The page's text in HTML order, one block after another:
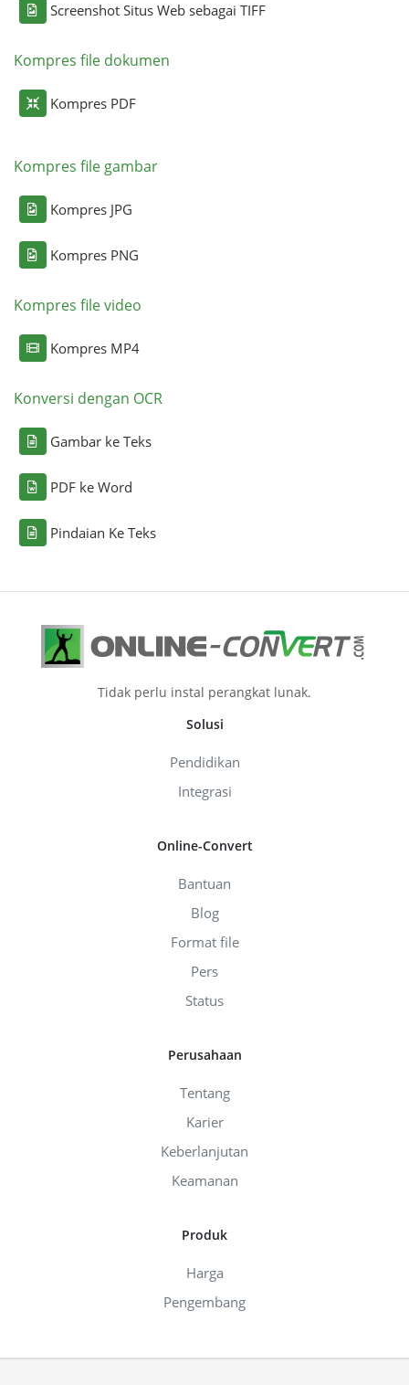
Screenshot Situs Web sebagai TIFF
Kompres file dokumen
Kompres PDF
Kompres file gambar
Kompres JPG
Kompres PNG
Kompres file video
Kompres MP4
Konversi dengan OCR
Gambar ke Teks
PDF ke Word
Pindaian Ke Teks
Tidak perlu instal perangkat lunak.
Solusi
Pendidikan
Integrasi
Online-Convert
Bantuan
Blog
Format file
Pers
Status
Perusahaan
Tentang
Karier
Keberlanjutan
Keamanan
Produk
Harga
Pengembang